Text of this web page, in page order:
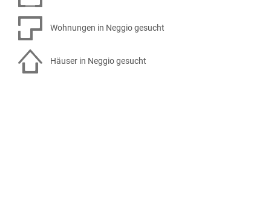
Wohnungen in Neggio gesucht
Häuser in Neggio gesucht